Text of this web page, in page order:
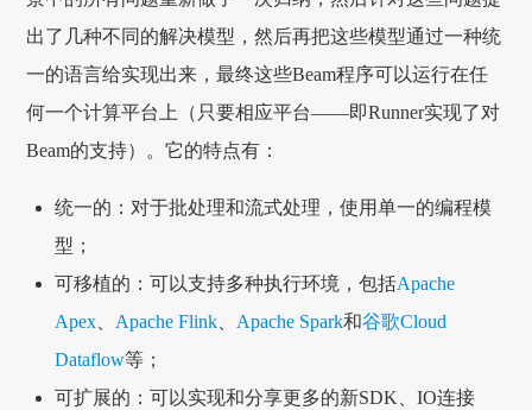
出了几种不同的解决模型，然后再把这些模型通过一种统
一的语言给实现出来，最终这些Beam程序可以运行在任
何一个计算平台上（只要相应平台——即Runner实现了对
Beam的支持）。它的特点有：
统一的：对于批处理和流式处理，使用单一的编程模
型；
可移植的：可以支持多种执行环境，包括Apache
Apex
Apache Flink Apache Spark和谷歌Cloud
Dataflow等；
可扩展的：可以实现和分享更多的新SDK、IO连接